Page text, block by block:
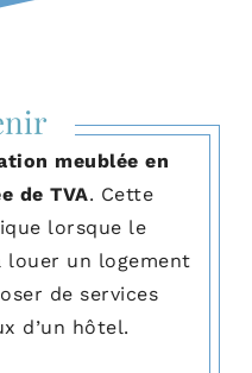
meublée en
de TVA. Cette
lorsque le
louer un logement
de services
d’un hôtel.